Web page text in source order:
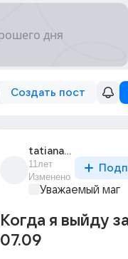
Создать пост
tatiana_isaeva_545
11лет
Изменено
Уважаемый маг
Когда я выйду
07.09